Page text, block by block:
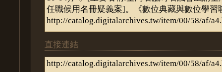
直接連結